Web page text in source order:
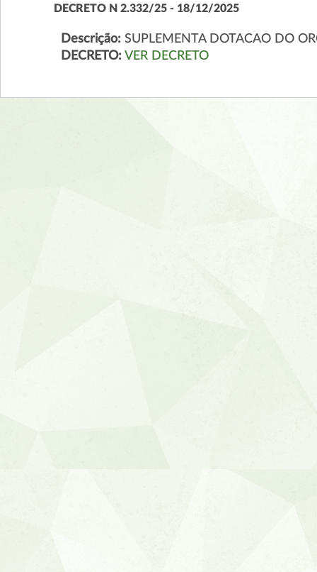
DECRETO N 2.332/25 - 18/12/2025
Descrição:SUPLEMENTA DOTACAO DO
DECRETO: VER DECRETO